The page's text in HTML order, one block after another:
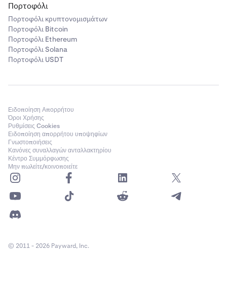
Πορτοφόλι
Πορτοφόλι κρυπτονομισμάτων
Πορτοφόλι Bitcoin
Πορτοφόλι Ethereum
Πορτοφόλι Solana
Πορτοφόλι USDT
Ειδοποίηση Απορρήτου
Όροι Χρήσης
Ρυθμίσεις Cookies
Ειδοποίηση απορρήτου υποψηφίων
Γνωστοποιήσεις
Κανόνες συναλλαγών ανταλλακτηρίου
Κέντρο Συμμόρφωσης
Μην πωλείτε/κοινοποιείτε
© 2011 - 2026 Payward, Inc.